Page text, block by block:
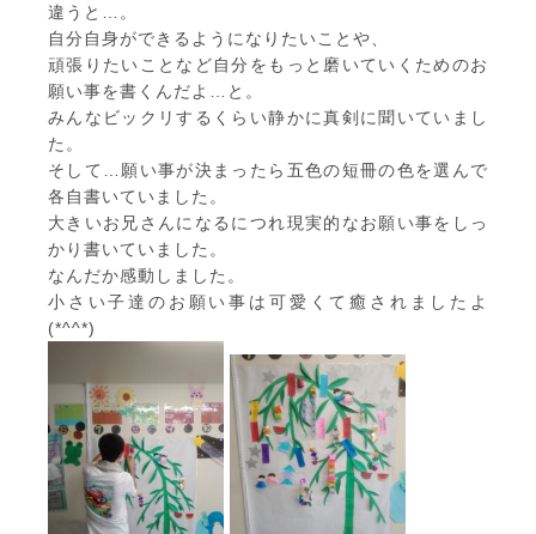
違うと…。
自分自身ができるようになりたいことや、
頑張りたいことなど自分をもっと磨いていくためのお
願い事を書くんだよ…と。
みんなビックリするくらい静かに真剣に聞いていまし
た。
そして…願い事が決まったら五色の短冊の色を選んで
各自書いていました。
大きいお兄さんになるにつれ現実的なお願い事をしっ
かり書いていました。
なんだか感動しました。
小さい子達のお願い事は可愛くて癒されましたよ
(*^^*)